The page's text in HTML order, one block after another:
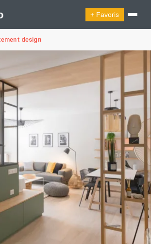
+ Favoris
ℹ︎ À propos
Cabanes
Quelques Photos
Photos
La Semaine Décoration Et Design
Méli-Mélo Suédois
Publi Reportage
Scandinaves
Votre Signe Astrologique
Du Jour
Loft
Écologique
House
Maison D'hôtes
Vintage
On Décode La Déco
Question De Style
Renovation
design